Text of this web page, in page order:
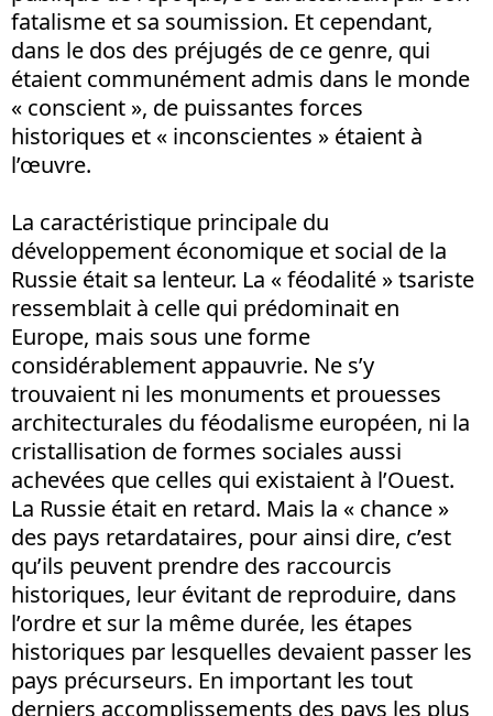
fatalisme et sa soumission. Et cependant,
dans le dos des préjugés de ce genre, qui
étaient communément admis dans le monde
« conscient », de puissantes forces
historiques et « inconscientes » étaient à
l’œuvre.
La caractéristique principale du
développement économique et social de la
Russie était sa lenteur. La « féodalité » tsariste
ressemblait à celle qui prédominait en
Europe, mais sous une forme
considérablement appauvrie. Ne s’y
trouvaient ni les monuments et prouesses
architecturales du féodalisme européen, ni la
cristallisation de formes sociales aussi
achevées que celles qui existaient à l’Ouest.
La Russie était en retard. Mais la « chance »
des pays retardataires, pour ainsi dire, c’est
qu’ils peuvent prendre des raccourcis
historiques, leur évitant de reproduire, dans
l’ordre et sur la même durée, les étapes
historiques par lesquelles devaient passer les
pays précurseurs. En important les tout
derniers accomplissements des pays les plus